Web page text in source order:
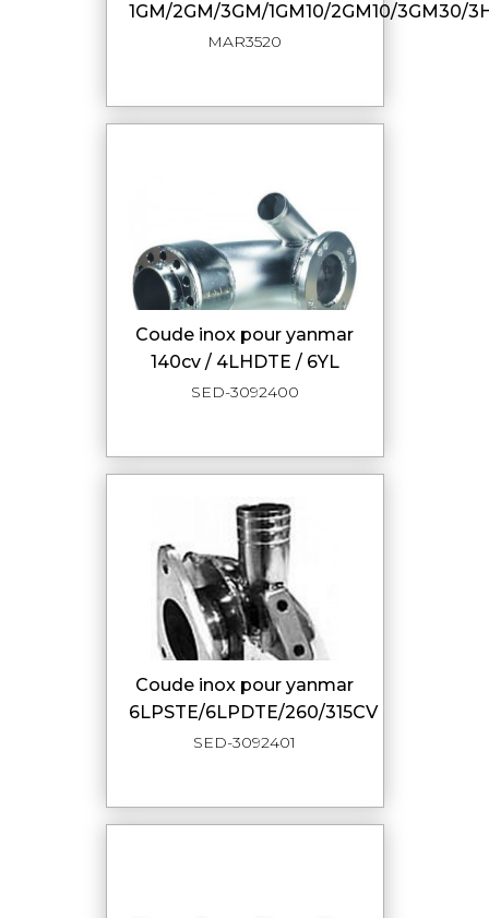
1GM/2GM/3GM/1GM10/2GM10/3GM30/
MAR3520
coude inox pour yanmar
140cv / 4LHDTE / 6YL
SED-3092400
coude inox pour yanmar
6LPSTE/6LPDTE/260/315CV
SED-3092401